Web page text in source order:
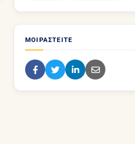
ΜΟΙΡΑΣΤΕΊΤΕ